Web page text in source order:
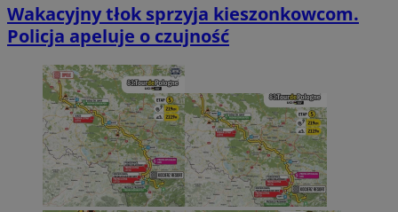
Wakacyjny tłok sprzyja kieszonkowcom.
Policja apeluje o czujność